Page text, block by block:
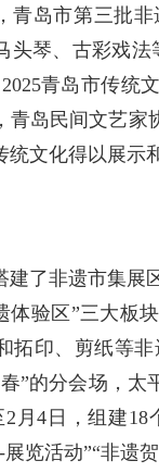
青岛市第三批
头琴、古彩戏
青岛市传统
青岛民间文艺家
统文化得以展示
建了非遗市集展
体验区”三大板
拓印、剪纸等
”的分会场，
2月4日，组建
览活动”“非遗